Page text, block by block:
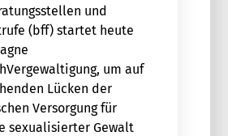
und
(bff) startet heute
um auf
Lücken der
Versorgung für
sexualisierter Gewalt